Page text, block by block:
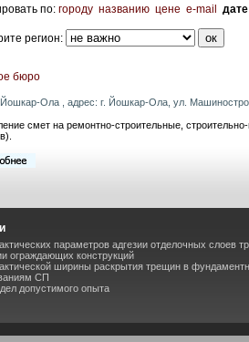
по: городу названию цене e-mail
регион:
бюро
Йошкар-Ола , адрес: г. Йошкар-Ола, ул.
смет на ремонтно-строительные,
параметров адгезии отделочных слоев
ограждающих конструкций
ширины раскрытия трещин в
СП
допустимого опыта